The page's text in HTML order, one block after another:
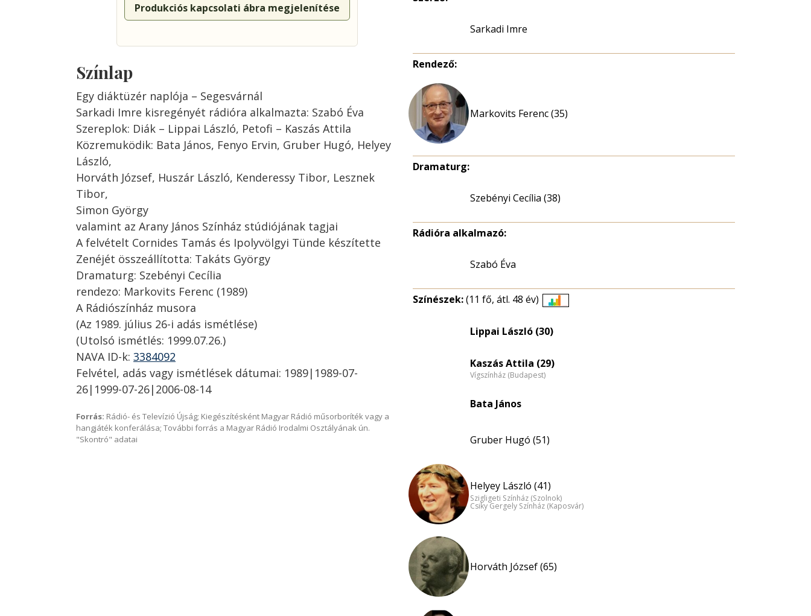
Produkciós kapcsolati ábra megjelenítése
Színlap
Egy diáktüzér naplója – Segesvárnál
Sarkadi Imre kisregényét rádióra alkalmazta: Szabó Éva
Szereplok: Diák – Lippai László, Petofi – Kaszás Attila
Közremuködik: Bata János, Fenyo Ervin, Gruber Hugó, Helyey
László,
Horváth József, Huszár László, Kenderessy Tibor, Lesznek
Tibor,
Simon György
valamint az Arany János Színház stúdiójának tagjai
A felvételt Cornides Tamás és Ipolyvölgyi Tünde készítette
Zenéjét összeállította: Takáts György
Dramaturg: Szebényi Cecília
rendezo: Markovits Ferenc (1989)
A Rádiószínház musora
(Az 1989. július 26-i adás ismétlése)
(Utolsó ismétlés: 1999.07.26.)
NAVA ID-k: 3384092
Felvétel, adás vagy ismétlések dátumai: 1989|1989-07-
26|1999-07-26|2006-08-14
Forrás: Rádió- és Televízió Újság; Kiegészítésként Magyar Rádió műsorboríték vagy a
hangjáték konferálása; További forrás a Magyar Rádió Irodalmi Osztályának ún.
"Skontró" adatai
Sarkadi Imre
Rendező:
Markovits Ferenc (35)
Dramaturg:
Szebényi Cecília (38)
Rádióra alkalmazó:
Szabó Éva
Színészek:(11 fő, átl. 48 év)
Lippai László (30)
Kaszás Attila (29)
Vígszínház (Budapest)
Bata János
Gruber Hugó (51)
Helyey László (41)
Szigligeti Színház (Szolnok)
Csiky Gergely Színház (Kaposvár)
Horváth József (65)